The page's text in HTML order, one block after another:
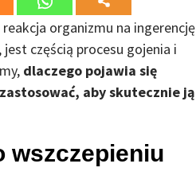
organizmu na ingerencję
częścią procesu gojenia i
dlaczego pojawia się
aby skutecznie ją
wszczepieniu